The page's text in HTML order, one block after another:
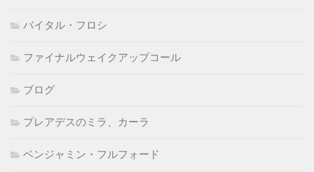
バイタル・フロシ
ファイナルウェイクアップコール
ブログ
プレアデスのミラ、カーラ
ベンジャミン・フルフォード